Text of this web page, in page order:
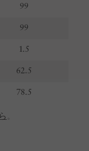
99
99
1.5
62.5
78.5
。